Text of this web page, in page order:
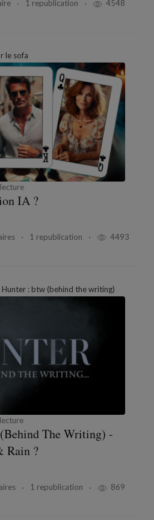
1 republication 4548
le sofa
IA ?
1 republication 4493
Hunter : btw (behind the writing)
The Writing) -
Rain ?
1 republication 869